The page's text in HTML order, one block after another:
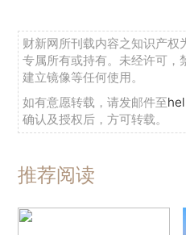
财新网所刊载内容之知识产权
专属所有或持有。未经许可，
建立镜像等任何使用。
如有意愿转载，请发邮件至
确认及授权后，方可转载。
推荐阅读